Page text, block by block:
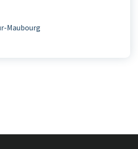
Maubourg